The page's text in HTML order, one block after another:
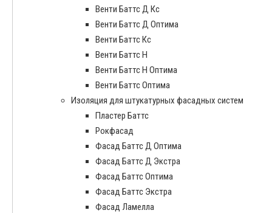
Венти Баттс Д Кс
Венти Баттс Д Оптима
Венти Баттс Кс
Венти Баттс Н
Венти Баттс Н Оптима
Венти Баттс Оптима
Изоляция для штукатурных фасадных систем
Пластер Баттс
Рокфасад
Фасад Баттс Д Оптима
Фасад Баттс Д Экстра
Фасад Баттс Оптима
Фасад Баттс Экстра
Фасад Ламелла